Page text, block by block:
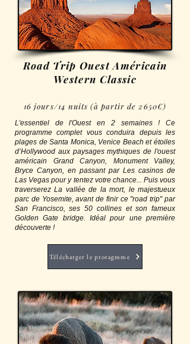
Road Trip Ouest Américain
Western Classic
16 jours/14 nuits (à partir de 2650€)
L'essentiel de l'Ouest en 2 semaines ! Ce
programme complet vous conduira depuis les
plages de Santa Monica, Venice Beach et étoiles
d’Hollywood aux paysages mythiques de l'ouest
américain Grand Canyon, Monument Valley,
Bryce Canyon, en passant par Les casinos de
Las Vegas pour y tentez votre chance... Puis vous
traverserez La vallée de la mort, le majestueux
parc de Yosemite, avant de finir ce "road trip" par
San Francisco, ses 50 collines et son fameux
Golden Gate bridge. Idéal pour une première
découverte !
Télécharger le proragmme